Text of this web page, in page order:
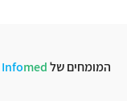
המומחים של Infomed